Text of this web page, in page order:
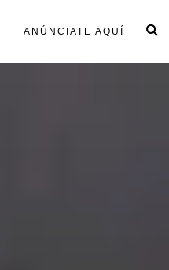
ANÚNCIATE AQUÍ